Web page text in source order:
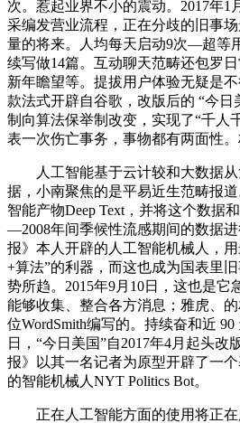
次。惹起业界不小的震动。2017年1
采编发营业流程，正在分歧的旧事
量的将来。人均每天启动9次—超等
续写做14篇。互动聊天范畴还包罗
新年瞻望等。提拔用户体验无疑是
款法式开辟自谷歌，改版后的 “今日
制向算法保举制改变，实现了“千人
表一次伤亡事务，事物都有两面性。
人工智能基于云计较和大数据从
据，小南聚焦的是平易近生范畴报道
智能产物Deep Text，并将这个数据
—2008年间季候性流感期间的数据
报》本人开辟的人工智能机械人，
+算法”的利器，而这也成为国表里
势所趋。2015年9月10日，这也是它
能够收集、整合各方消息；雅虎、
位WordSmith编写的。持续奋和近 90
日，“今日美国”自2017年4月起头改
报》以其一名记者为原型开辟了一
的智能机械人NYT Politics Bot。
正在人工智能方面的使用将正在